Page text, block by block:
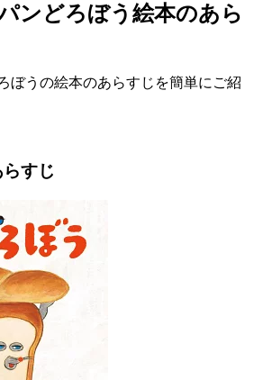
ンどろぼう絵本のあら
ぼうの絵本のあらすじを簡単にご紹
すじ